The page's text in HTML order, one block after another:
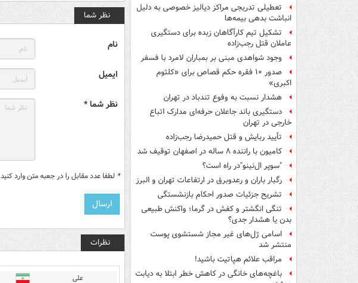
تعطیلی تدریجی مراکز دیالیز خصوصی به دلیل
انباشت بدهی بیمه‌ها
تشکیل تیم کارآگاهان زبده برای دستگیری
عاملان قتل رجب‌زاده
وجود شواهدی مبنی بر بمباران لامرد با فسفر
صدور ۱۰ فقره حکم قصاص برای «کلثوم
اکبری»
هشدار نسبت به وفوع تندباد در تهران
دستگیری باند جاعلان حرفه‌ای مدارک اتباع
خارجی در تهران
تأیید ربایش و قتل حمیدرضا رجب‌زاده
کامیون با راننده ۸ ساله در اصفهان توقیف شد
"سوپر ال‌نینو"در راه است؟
رگبار باران و رعدوبرق در ارتفاعات تهران و البرز
تشریح جزئیات صدور احکام بازنشستگی
تنگی انگشتر و کفش در گرما؛ واکنش طبیعی
بدن یا هشدار جدی؟
اسامی ژل‌های غیر مجاز شستشوی پوست
منتشر شد
مراقب علائم هپاتیت باشید!
باغچه‌های خانگی در کاهش خطر ابتلا به دیابت
نظر شما
نام
ایمیل
نظر شما *
* لطفا عدد مقابل را در جعبه متن وارد کنید
نظرات
علی